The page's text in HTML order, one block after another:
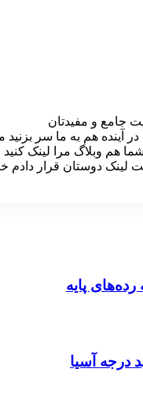
جامع و مفیدتان
در آینده هم به ما سر
هم وبلاگ مرا لینک کنید
لینک دوستان قرار
پایه
درجه آسیا